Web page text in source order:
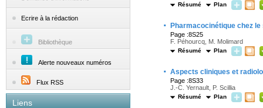
Ecrire à la rédaction
Bibliothèque
Alerte nouveaux numéros
Flux RSS
Liens
Résumé Plan
· Pharmacocinétique chez le
Page :8S25
F. Péhourcq, M. Molimard
Résumé Plan
· Aspects cliniques et
Page :8S33
J.-C. Yernault, P. Scillia
Résumé Plan